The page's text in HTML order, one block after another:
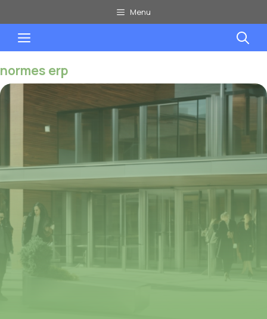
au
contenu
Menu
Menu
normes erp